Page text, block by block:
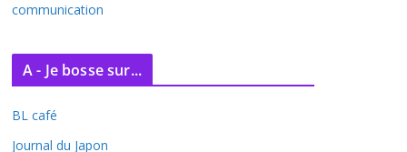
communication
A - Je bosse sur...
BL café
Journal du Japon